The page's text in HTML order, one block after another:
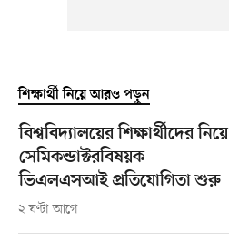
শিক্ষার্থী নিয়ে আরও পড়ুন
বিশ্ববিদ্যালয়ের শিক্ষার্থীদের নিয়ে
সেমিকন্ডাক্টরবিষয়ক
ভিএলএসআই প্রতিযোগিতা শুরু
২ ঘণ্টা আগে